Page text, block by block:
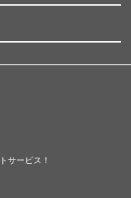
サービス！